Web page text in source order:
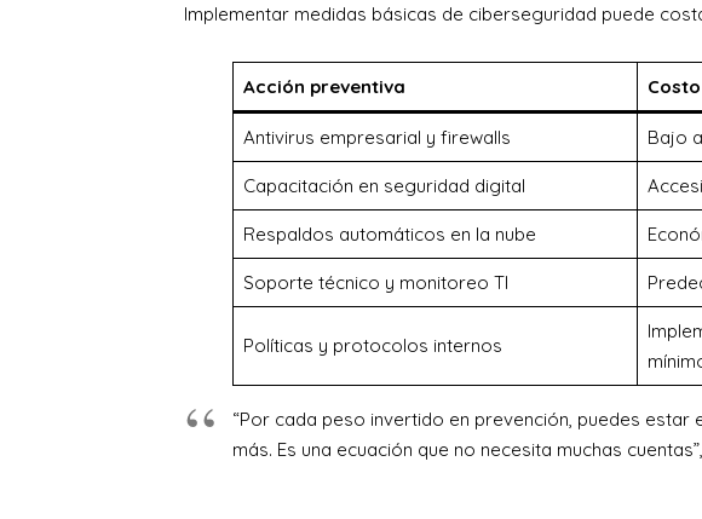
Implementar medidas básicas de ciberseguridad puede
Acción preventiva
Antivirus empresarial y firewalls Bajo
Capacitación en seguridad digital
Respaldos automáticos en la nube
Soporte técnico y monitoreo TI
Políticas y protocolos internos
“Por cada peso invertido en prevención, puedes
más. Es una ecuación que no necesita muchas